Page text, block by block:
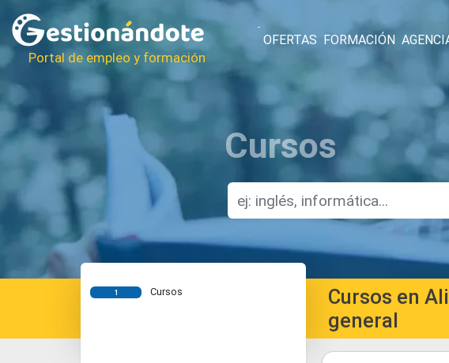
Portal de empleo y formación
OFERTAS FORMACIÓN
Cursos
1 Cursos
Cursos en
general